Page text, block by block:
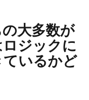
大多数が
ジックに
ているかど